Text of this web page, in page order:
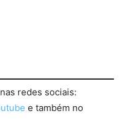
redes sociais:
e também no